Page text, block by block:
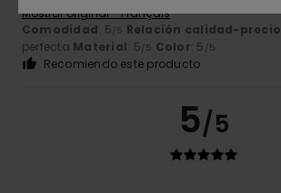
Mostrar original - Français
Comodidad: 5/5 Relación calidad-precio
perfecta Material: 5/5 Color: 5 /5
Recomiendo este producto
5/5